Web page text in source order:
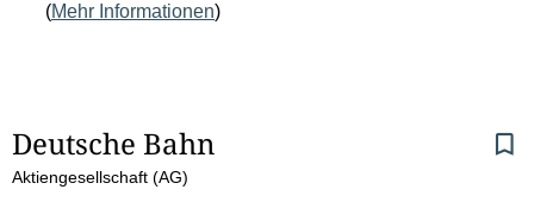
(Mehr Informationen)
S
e
Deutsche Bahn
Aktiengesellschaft (AG)